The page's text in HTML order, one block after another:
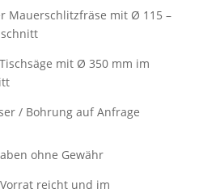
Mauerschlitzfräse mit Ø 115 –
mit Ø 350 mm im
/ Bohrung auf Anfrage
ohne Gewähr
reicht und im